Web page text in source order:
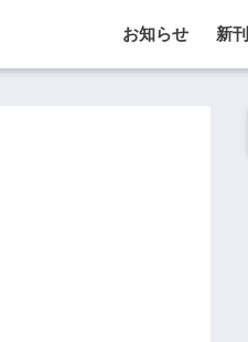
お知らせ 新